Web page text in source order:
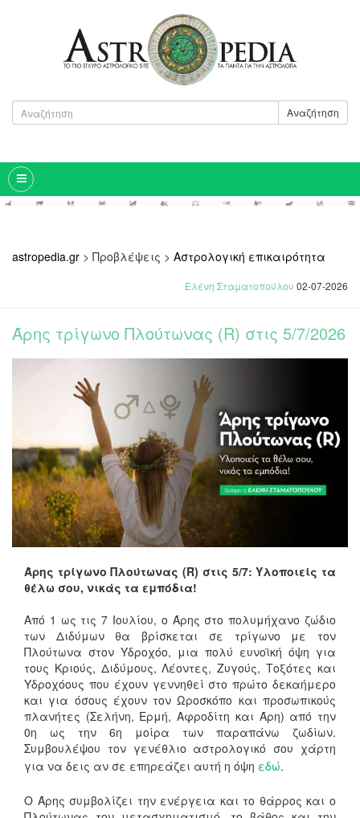
Αναζήτηση
astropedia.gr > Προβλέψεις > Αστρολογική επικαιρότητα
Ελένη Σταματοπούλου 02-07-2026
Άρης τρίγωνο Πλούτωνας (R) στις 5/7/2026
Άρης τρίγωνο Πλούτωνας (R) στις 5/7: Υλοποιείς τα
θέλω σου, νικάς τα εμπόδια!
Από 1 ως τις 7 Ιουλίου, ο Άρης στο πολυμήχανο ζώδιο
των Διδύμων θα βρίσκεται σε τρίγωνο με τον
Πλούτωνα στον Υδροχόο, μια πολύ ευνοϊκή όψη για
τους Κριούς, Διδύμους, Λέοντες, Ζυγούς, Τοξότες και
Υδροχόους που έχουν γεννηθεί στο πρώτο δεκαήμερο
και για όσους έχουν τον Ωροσκόπο και προσωπικούς
πλανήτες (Σελήνη, Ερμή, Αφροδίτη και Άρη) από την
0η ως την 6η μοίρα των παραπάνω ζωδίων.
Συμβουλέψου τον γενέθλιο αστρολογικό σου χάρτη
για να δεις αν σε επηρεάζει αυτή η όψη εδώ.
Ο Άρης συμβολίζει την ενέργεια και το θάρρος και ο